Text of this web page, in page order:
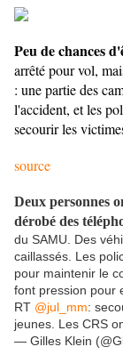
Peu de chances
arrêté pour vol,
: une partie des
l'accident, et les
secourir les
source
Deux personnes
dérobé des
du SAMU. Des
caillassés. Les
pour maintenir le
font pression pour
RT @jul_mm:
jeunes. Les CRS
— Gilles Klein